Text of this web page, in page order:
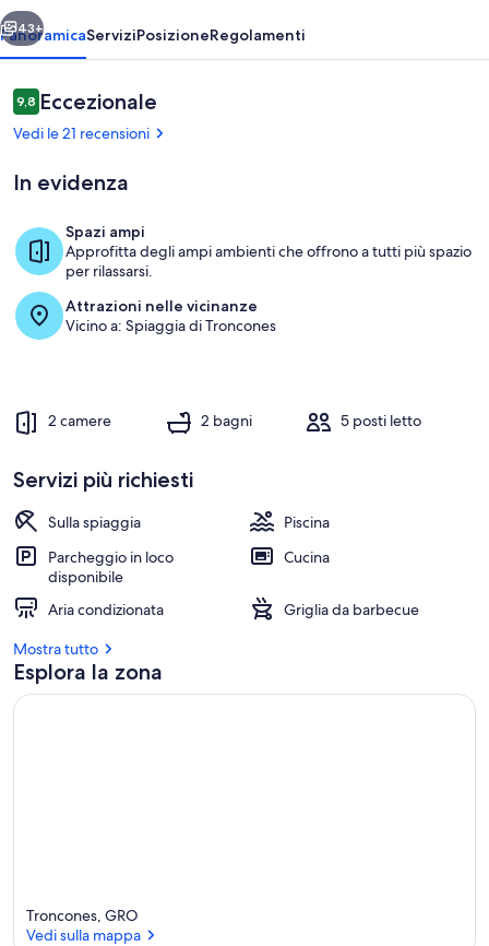
di
acqua
salata
villa,
direttamente
sul
mare!
Avanti
43+
PanoramicaServiziPosizioneRegolamenti
Recensioni
9,89,8 su 10
Eccezionale
Vedi le 21 recensioni
In evidenza
Spazi ampi
Approfitta degli ampi ambienti che offrono a tutti più spazio
per rilassarsi.
Attrazioni nelle vicinanze
Vicino a: Spiaggia di Troncones
2 camere 2 bagni 5 posti letto
Servizi più richiesti
Sulla spiaggia
Piscina
Parcheggio in loco
disponibile
Cucina
Aria condizionata
Griglia da barbecue
Mostra tutto
Esplora la zona
Troncones, GRO
Vedi sulla mappa